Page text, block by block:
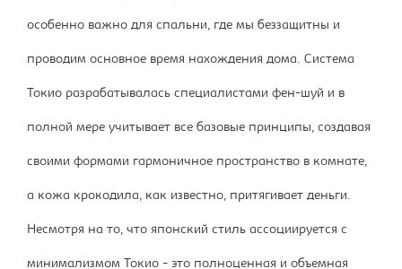
особенно важно для спальни, где мы беззащитны и
проводим основное время нахождения дома. Система
Токио разрабатывалась специалистами фен-шуй и в
полной мере учитывает все базовые принципы, создавая
своими формами гармоничное пространство в комнате,
а кожа крокодила, как известно, притягивает деньги.
Несмотря на то, что японский стиль ассоциируется с
минимализмом Токио - это полноценная и объемная